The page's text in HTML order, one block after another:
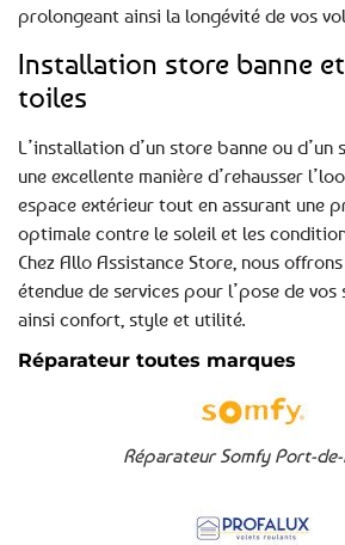
prolongeant ainsi la longévité de vos
Installation store banne
toiles
L’installation d’un store banne ou
une excellente manière d’rehausser
espace extérieur tout en assurant une
optimale contre le soleil et les
Chez Allo Assistance Store, nous
étendue de services pour l’pose de vos
ainsi confort, style et utilité.
Réparateur toutes marques
Réparateur Somfy Port-